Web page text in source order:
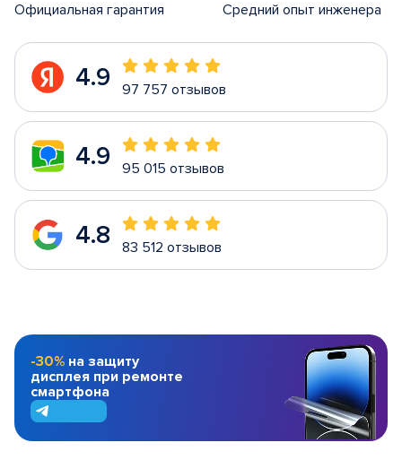
Официальная гарантия Средний опыт инженера
4.9 97 757 отзывов
4.9 95 015 отзывов
4.8 83 512 отзывов
-30% на защиту
дисплея при ремонте
смартфона